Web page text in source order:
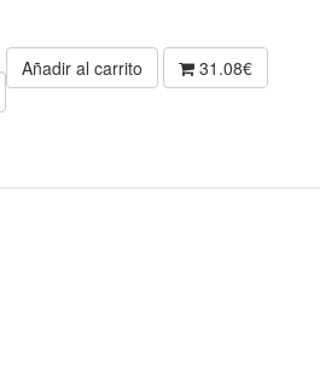
Añadir al carrito
31.08€